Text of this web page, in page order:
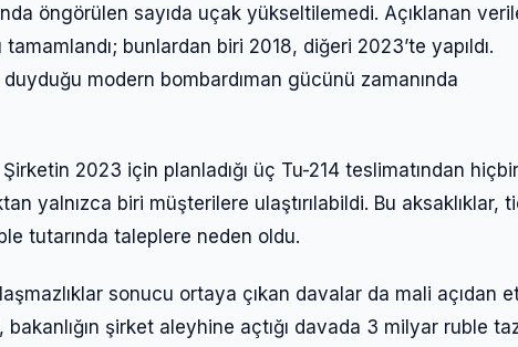
öngörülen sayıda uçak yükseltilemedi. Açıklanan
bunlardan biri 2018, diğeri 2023’te yapıldı.
modern bombardıman gücünü zamanında
2023 için planladığı üç Tu-214 teslimatından
yalnızca biri müşterilere ulaştırılabildi. Bu aksaklıklar,
tutarında taleplere neden oldu.
sonucu ortaya çıkan davalar da mali açıdan
şirket aleyhine açtığı davada 3 milyar ruble
Beni Hatırla Şifremi Unuttum